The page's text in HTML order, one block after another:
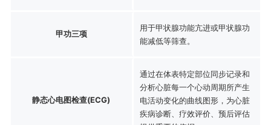
甲功三项
用于甲状腺功能亢进或甲状腺功
能减低等筛查。
静态心电图检查(ECG)
通过在体表特定部位同步记录和
分析心脏每一个心动周期所产生
电活动变化的曲线图形，为心脏
疾病诊断、疗效评价、预后评估